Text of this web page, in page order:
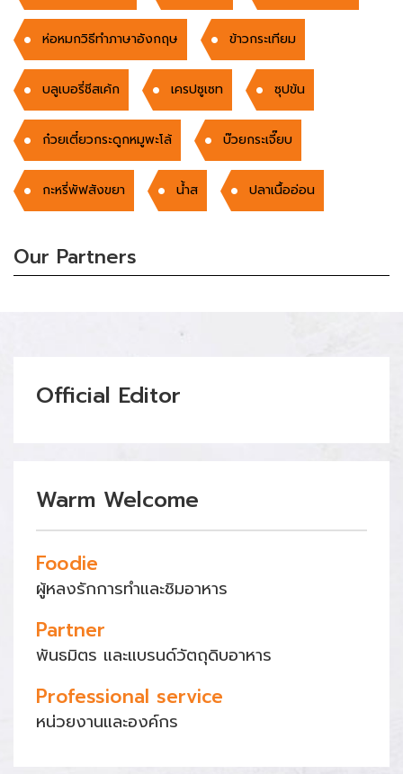
ห่อหมกวิธีทำภาษาอังกฤษ ข้าวกระเทียม
บลูเบอรี่ชีสเค้ก เครปซูเซท ซุปข้น
ก๋วยเตี๋ยวกระดูกหมูพะโล้ บ๊วยกระเจี๊ยบ
กะหรี่พัฟสังขยา น้ำส ปลาเนื้ออ่อน
Our Partners
Official Editor
Warm Welcome
Foodie
ผู้หลงรักการทำและชิมอาหาร
Partner
พันธมิตร และแบรนด์วัตถุดิบอาหาร
Professional service
หน่วยงานและองค์กร